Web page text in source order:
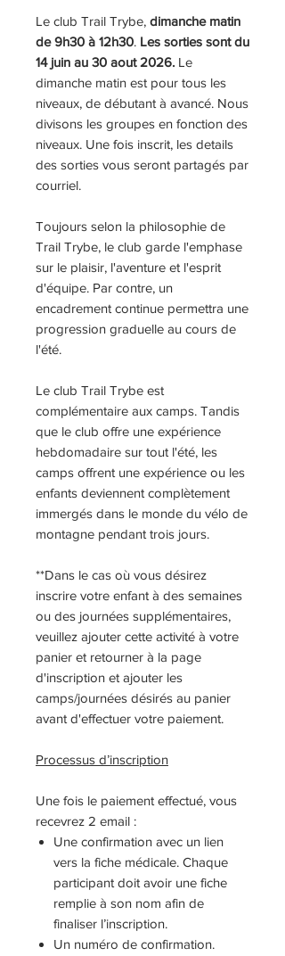
Le club Trail Trybe, dimanche matin
de 9h30 à 12h30. Les sorties sont du
14 juin au 30 aout 2026. Le
dimanche matin est pour tous les
niveaux, de débutant à avancé. Nous
divisons les groupes en fonction des
niveaux. Une fois inscrit, les details
des sorties vous seront partagés par
courriel.
Toujours selon la philosophie de
Trail Trybe, le club garde l'emphase
sur le plaisir, l'aventure et l'esprit
d'équipe. Par contre, un
encadrement continue permettra une
progression graduelle au cours de
l'été.
Le club Trail Trybe est
complémentaire aux camps. Tandis
que le club offre une expérience
hebdomadaire sur tout l'été, les
camps offrent une expérience ou les
enfants deviennent complètement
immergés dans le monde du vélo de
montagne pendant trois jours.
**Dans le cas où vous désirez
inscrire votre enfant à des semaines
ou des journées supplémentaires,
veuillez ajouter cette activité à votre
panier et retourner à la page
d'inscription et ajouter les
camps/journées désirés au panier
avant d'effectuer votre paiement.
Processus d’inscription
Une fois le paiement effectué, vous
recevrez 2 email :
Une confirmation avec un lien
vers la fiche médicale. Chaque
participant doit avoir une fiche
remplie à son nom afin de
finaliser l’inscription.
Un numéro de confirmation.